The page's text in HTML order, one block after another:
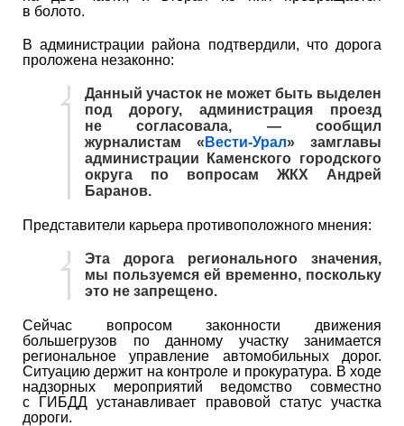
в болото.
В администрации района подтвердили, что дорога
проложена незаконно:
Данный участок не может быть выделен
под дорогу, администрация проезд
не согласовала, — сообщил
журналистам « Вести-Урал» замглавы
администрации Каменского городского
округа по вопросам ЖКХ Андрей
Баранов.
Представители карьера противоположного мнения:
Эта дорога регионального значения,
мы пользуемся ей временно, поскольку
это не запрещено.
Сейчас вопросом законности движения
большегрузов по данному участку занимается
региональное управление автомобильных дорог.
Ситуацию держит на контроле и прокуратура. В ходе
надзорных мероприятий ведомство совместно
с ГИБДД устанавливает правовой статус участка
дороги.